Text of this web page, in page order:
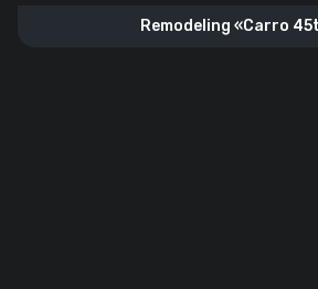
Remodeling «Carro